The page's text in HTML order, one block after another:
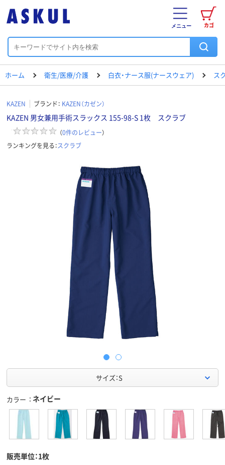
カゴ
メニュー
ホーム 衛生/医療/介護 白衣・ナース服(ナースウェア) ス
KAZEN ブランド： KAZEN（カゼン）
KAZEN 男女兼用手術スラックス 155-98-S 1枚 スクラブ
（0件のレビュー）
ランキングを見る：スクラブ
サイズ：S
カラー ネイビー
販売単位：1枚